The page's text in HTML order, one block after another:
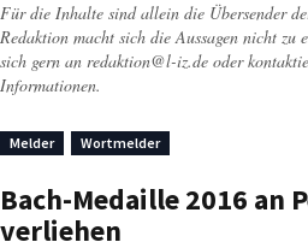
Für die Inhalte sind allein die Übersender
Redaktion macht sich die Aussagen nicht zu
sich gern an redaktion@l-iz.de oder
Informationen.
Melder Wortmelder
Bach-Medaille 2016 an
verliehen